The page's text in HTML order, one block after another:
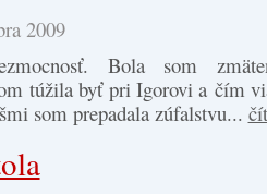
2009
Bola som
túžila byť pri Igorovi a čím
som prepadala zúfalstvu...